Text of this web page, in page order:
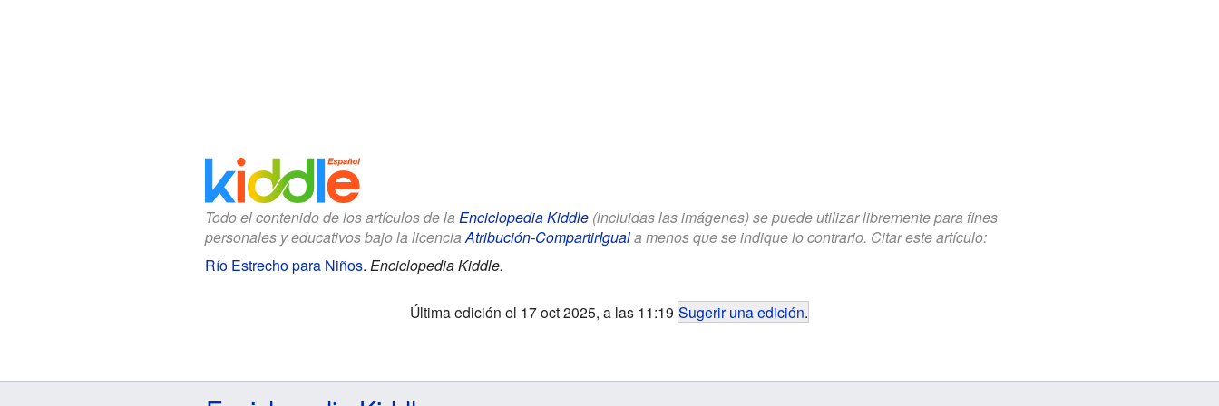
Todo el contenido de los artículos de la Enciclopedia Kiddle(incluidas las imágenes) se puede utilizar libremente para fines
personales y educativos bajo la licencia Atribución-CompartirIguala menos que se indique lo contrario. Citar este artículo:
Río Estrecho para Niños. Enciclopedia Kiddle.
Última edición el 17 oct 2025, a las 11:19 Sugerir una edición.